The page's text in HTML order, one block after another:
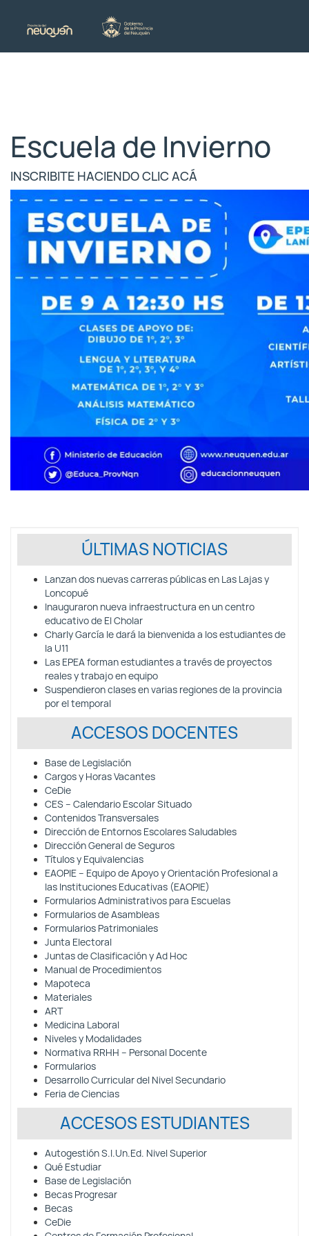
Escuela de Invierno
INSCRIBITE HACIENDO CLIC ACÁ
ÚLTIMAS NOTICIAS
Lanzan dos nuevas carreras públicas en Las Lajas y
Loncopué
Inauguraron nueva infraestructura en un centro
educativo de El Cholar
Charly García le dará la bienvenida a los estudiantes de
la U11
Las EPEA forman estudiantes a través de proyectos
reales y trabajo en equipo
Suspendieron clases en varias regiones de la provincia
por el temporal
ACCESOS DOCENTES
Base de Legislación
Cargos y Horas Vacantes
CeDie
CES – Calendario Escolar Situado
Contenidos Transversales
Dirección de Entornos Escolares Saludables
Dirección General de Seguros
Títulos y Equivalencias
EAOPIE – Equipo de Apoyo y Orientación Profesional a
las Instituciones Educativas (EAOPIE)
Formularios Administrativos para Escuelas
Formularios de Asambleas
Formularios Patrimoniales
Junta Electoral
Juntas de Clasificación y Ad Hoc
Manual de Procedimientos
Mapoteca
Materiales
ART
Medicina Laboral
Niveles y Modalidades
Normativa RRHH – Personal Docente
Formularios
Desarrollo Curricular del Nivel Secundario
Feria de Ciencias
ACCESOS ESTUDIANTES
Autogestión S.I.Un.Ed. Nivel Superior
Qué Estudiar
Base de Legislación
Becas Progresar
Becas
CeDie